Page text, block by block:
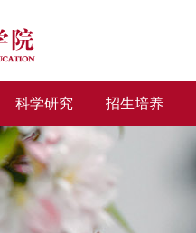
科学研究 招生培养